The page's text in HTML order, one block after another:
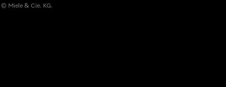
© Miele & Cie. KG.